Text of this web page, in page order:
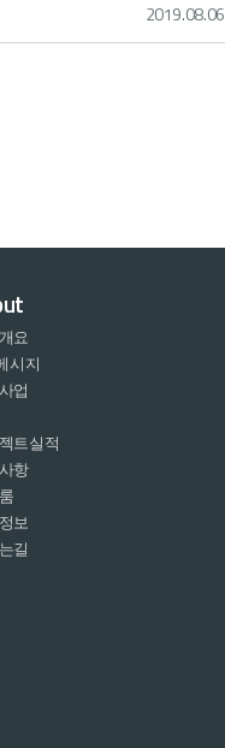
2019.08.06
요
시지
업
트실적
항
보
길